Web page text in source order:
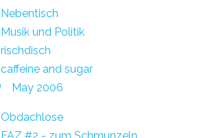
Nebentisch
Musik und Politik
rischdisch
caffeine and sugar
May 2006
Obdachlose
FAZ #2 - zum Schmunzeln